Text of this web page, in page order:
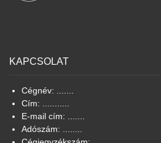
KAPCSOLAT
Cégnév: .......
Cím: ...........
E-mail cím: .......
Adószám: ........